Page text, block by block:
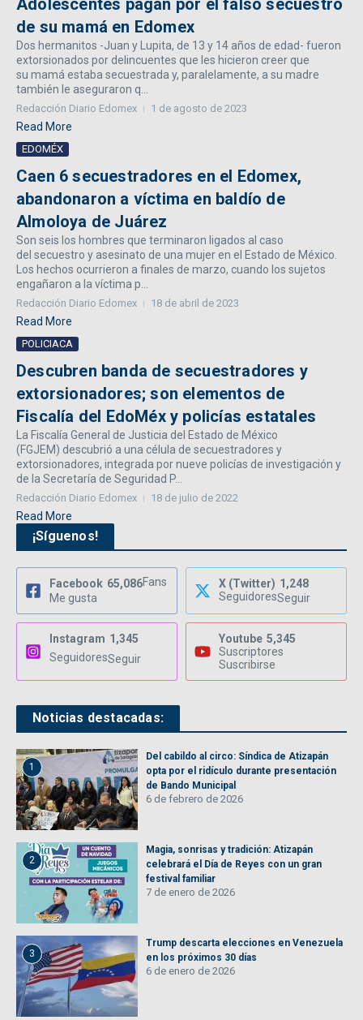
Adolescentes pagan por el falso secuestro
de su mamá en Edomex
Dos hermanitos -Juan y Lupita, de 13 y 14 años de edad- fueron
extorsionados por delincuentes que les hicieron creer que
su mamá estaba secuestrada y, paralelamente, a su madre
también le aseguraron q...
Redacción Diario Edomex 1 de agosto de 2023
Read More
EDOMÉX
Caen 6 secuestradores en el Edomex,
abandonaron a víctima en baldío de
Almoloya de Juárez
Son seis los hombres que terminaron ligados al caso
del secuestro y asesinato de una mujer en el Estado de México.
Los hechos ocurrieron a finales de marzo, cuando los sujetos
engañaron a la víctima p...
Redacción Diario Edomex 18 de abril de 2023
Read More
POLICIACA
Descubren banda de secuestradores y
extorsionadores; son elementos de
Fiscalía del EdoMéx y policías estatales
La Fiscalía General de Justicia del Estado de México
(FGJEM) descubrió a una célula de secuestradores y
extorsionadores, integrada por nueve policías de investigación y
de la Secretaría de Seguridad P...
Redacción Diario Edomex 18 de julio de 2022
Read More
¡Síguenos!
Facebook 65,086Fans
Me gusta
X (Twitter) 1,248
SeguidoresSeguir
Instagram 1,345
SeguidoresSeguir
Youtube 5,345
Suscriptores
Suscribirse
Noticias destacadas:
1
Del cabildo al circo: Síndica de Atizapán
opta por el ridículo durante presentación
de Bando Municipal
6 de febrero de 2026
2
Magia, sonrisas y tradición: Atizapán
celebrará el Día de Reyes con un gran
festival familiar
7 de enero de 2026
3
Trump descarta elecciones en Venezuela
en los próximos 30 días
6 de enero de 2026